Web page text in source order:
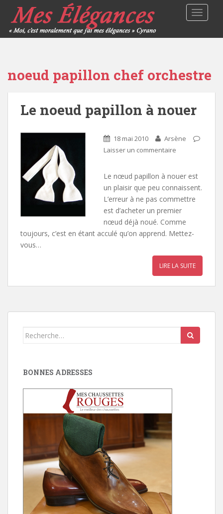
noeud papillon chef orchestre
Le noeud papillon à nouer
18 mai 2010
Arsène
Laisser un commentaire
Le nœud papillon à nouer est
un plaisir que peu connaissent.
L’erreur à ne pas commettre
est d’acheter un premier
nœud déjà noué. Comme
toujours, c’est en étant acculé qu’on apprend. Mettez-
vous…
LIRE LA SUITE
Search
BONNES ADRESSES